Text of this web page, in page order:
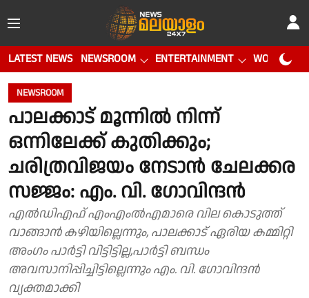
LATEST NEWS NEWSROOM ENTERTAINMENT WORLD CUP
NEWSROOM
പാലക്കാട് മൂന്നിൽ നിന്ന്
ഒന്നിലേക്ക് കുതിക്കും;
ചരിത്രവിജയം നേടാൻ ചേലക്കര
സജ്ജം: എം. വി. ഗോവിന്ദൻ
എൽഡിഎഫ് എംഎംൽഎമാരെ വില കൊടുത്ത്
വാങ്ങാൻ കഴിയില്ലെന്നും, പാലക്കാട് ഏരിയ കമ്മിറ്റി
അംഗം പാർട്ടി വിട്ടിട്ടില്ല,പാർട്ടി ബന്ധം
അവസാനിപ്പിച്ചിട്ടില്ലെന്നും എം. വി. ഗോവിന്ദൻ
വ്യക്തമാക്കി